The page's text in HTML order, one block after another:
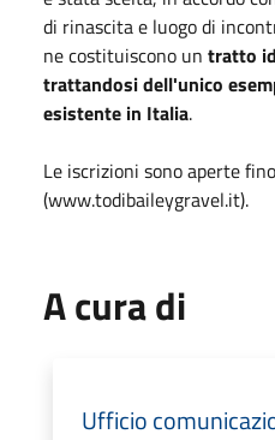
di rinascita e luogo di
ne costituiscono un tratto
trattandosi dell'unico
esistente in Italia.
Le iscrizioni sono aperte
(www.todibaileygravel.it).
A cura di
Ufficio